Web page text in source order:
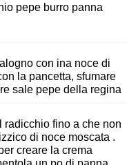
pepe burro panna
con ina noce di
la pancetta, sfumare
sale pepe della regina
radicchio fino a che non
di noce moscata .
creare la crema